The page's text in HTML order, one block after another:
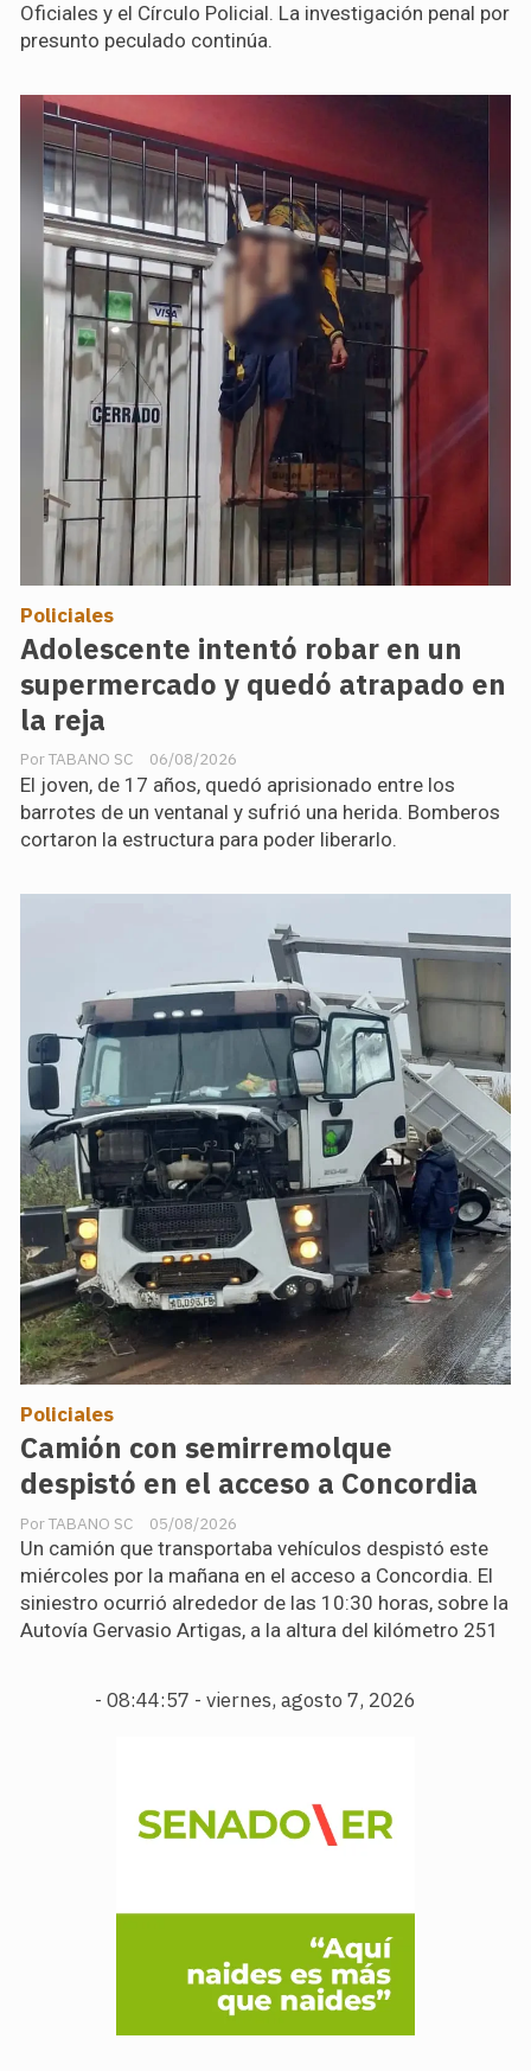
Oficiales y el Círculo Policial. La investigación penal por
presunto peculado continúa.
Adolescente intentó robar en un
supermercado y quedó atrapado en
la reja
TABANO SC
Policiales
06/08/2026
El joven, de 17 años, quedó aprisionado entre los
barrotes de un ventanal y sufrió una herida. Bomberos
cortaron la estructura para poder liberarlo.
Camión con semirremolque
despistó en el acceso a Concordia
TABANO SC
Policiales
05/08/2026
Un camión que transportaba vehículos despistó este
miércoles por la mañana en el acceso a Concordia. El
siniestro ocurrió alrededor de las 10:30 horas, sobre la
Autovía Gervasio Artigas, a la altura del kilómetro 251
- 08:44:59 - viernes, agosto 7, 2026